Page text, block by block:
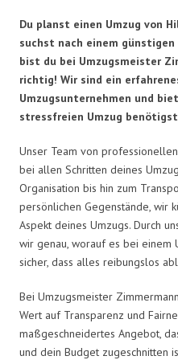
Du planst einen Umzug von
suchst nach einem günstigen
bist du bei Umzugsmeister
richtig! Wir sind ein
Umzugsunternehmen und
stressfreien Umzug
Unser Team von
bei allen Schritten deines
Organisation bis hin zum
persönlichen Gegenstände, wir
Aspekt deines Umzugs. Durch
wir genau, worauf es bei einem
sicher, dass alles reibungslos
Bei Umzugsmeister
Wert auf Transparenz und
maßgeschneidertes Angebot,
und dein Budget zugeschnitten